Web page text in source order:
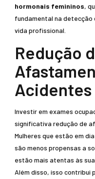
hormonais femininos,
fundamental na detecção
vida profissional.
Redução
Acidentes
Investir em exames
significativa redução de
Mulheres que estão em
são menos propensas a
estão mais atentas às
Além disso, isso contribui